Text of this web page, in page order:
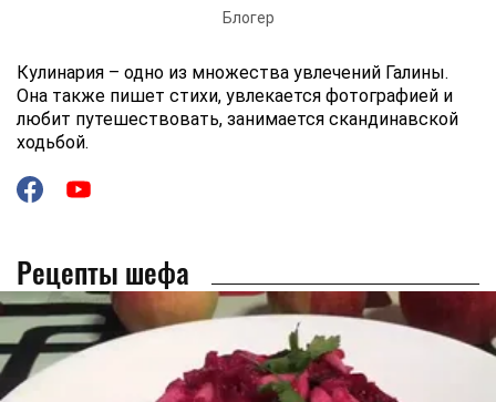
Блогер
Кулинария – одно из множества увлечений Галины.
Она также пишет стихи, увлекается фотографией и
любит путешествовать, занимается скандинавской
ходьбой.
Рецепты шефа